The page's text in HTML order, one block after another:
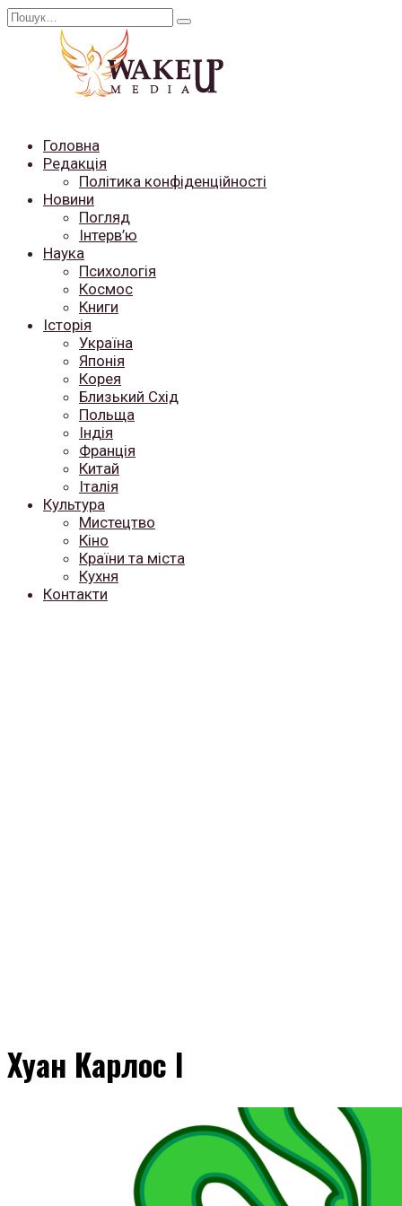
Перейти
Search
Головна
Редакція
Політика конфіденційності
Новини
Погляд
Інтерв’ю
Наука
Психологія
Космос
Книги
Історія
Україна
Японія
Корея
Близький Схід
Польща
Індія
Франція
Китай
Італія
Культура
Мистецтво
Кіно
Країни та міста
Кухня
Контакти
Хуан Карлос I